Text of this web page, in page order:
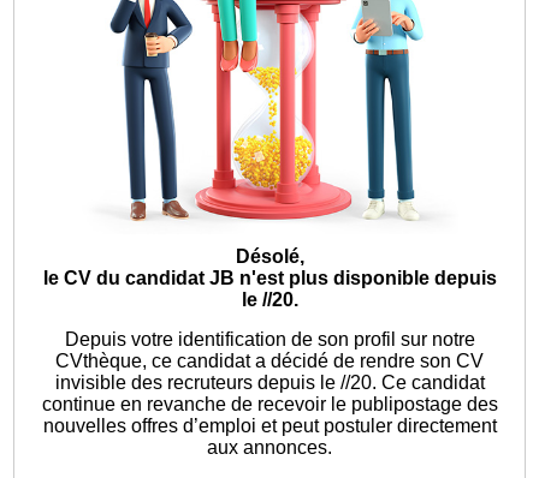
Désolé,
le CV du candidat JB n'est plus disponible depuis
le //20.
Depuis votre identification de son profil sur notre
CVthèque, ce candidat a décidé de rendre son CV
invisible des recruteurs depuis le //20. Ce candidat
continue en revanche de recevoir le publipostage des
nouvelles offres d’emploi et peut postuler directement
aux annonces.